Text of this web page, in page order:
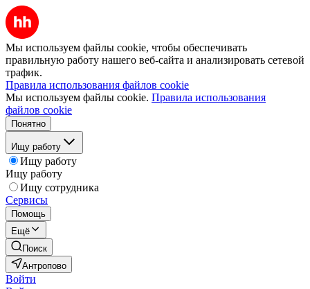
Мы используем файлы cookie, чтобы обеспечивать
правильную работу нашего веб-сайта и анализировать сетевой
трафик.
Правила использования файлов cookie
Мы используем файлы cookie. Правила использования
файлов cookie
Понятно
Ищу работу
Ищу работу
Ищу работу
Ищу сотрудника
Сервисы
Помощь
Ещё
Поиск
Антропово
Войти